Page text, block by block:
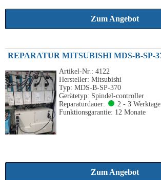
Zum Angebot
Artikel-Nr.: 4122
Hersteller: Mitsubishi
Typ: MDS-B-SP-370
Gerätetyp: Spindel-controller
Reparaturdauer:
2 - 3 Werktage
Funktionsgarantie: 12 Monate
Zum Angebot